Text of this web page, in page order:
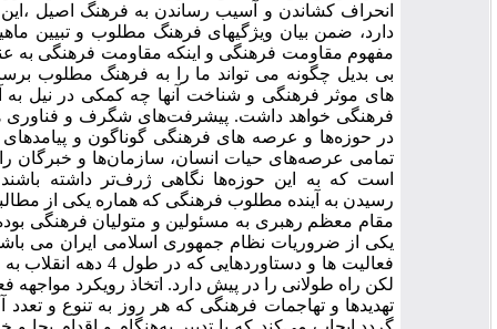
انحراف کشاندن و آسیب رساندن به فرهنگ اصیل ،این تحقیق تلاش
دارد، ضمن بیان ویژگی­های فرهنگ مطلوب و تبیین ماهیت و چیستی
مفهوم مقاومت فرهنگی و اینکه مقاومت فرهنگی به عنوان یک اصل
بی بدیل چگونه می تواند ما را به فرهنگ مطلوب برساند و پیشران
های موثر فرهنگی و شناخت آنها چه کمکی در نیل به آینده مطلوب
فرهنگی خواهد داشت. پیشرفت‌های شگرف و فناوری های نو ظهور
در حوزه‌ها و عرصه های فرهنگی گوناگون و پیامدهای متعدد آنها بر
تمامی عرصه‌های حیات انسان، سازمان‌ها و خبرگان را بر آن داشته
است که به این حوزه‌ها نگاهی ژرف‌تر داشته باشند. تلاش برای
رسیدن به آینده مطلوب فرهنگی که هماره یکی از مطالبات و منویات
مقام معظم رهبری به مسئولین و متولیان فرهنگی بوده و می باشد.
یکی از ضروریات نظام جمهوری اسلامی ایران می باشد که علیرغم
فعالیت ها و دستاوردهایی که در طول 4 دهه انقلاب به دست آمده و
لکن راه طولانی را در پیش دارد. اتخاذ رویکرد مواجهه فعالانه در برابر
تهدیدها و تهاجمات فرهنگی که هر روز به تنوع و تعدد آن اضافه می